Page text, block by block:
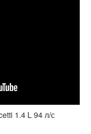
1.4 L 94 л/с